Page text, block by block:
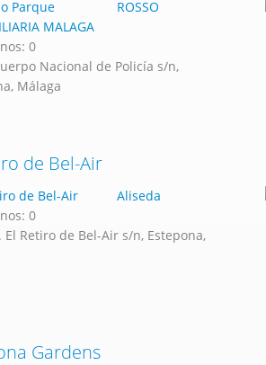
ROSSO
MALAGA
0
Nacional de Policía s/n,
Málaga
de Bel-Air
Aliseda
0
El Retiro de Bel-Air s/n, Estepona,
Gardens